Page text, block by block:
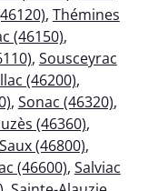
, Thémines
(46150),
, Sousceyrac
(46200),
, Sonac (46320),
(46360),
Saux (46800),
(46600), Salviac